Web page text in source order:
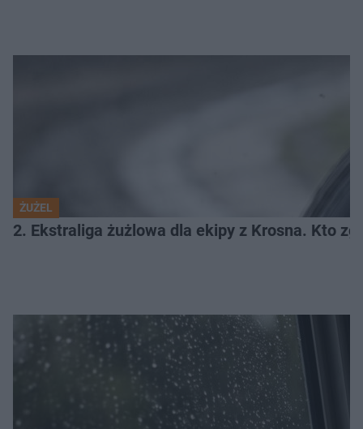
ŻUŻEL
2. Ekstraliga żużlowa dla ekipy z Krosna. Kto